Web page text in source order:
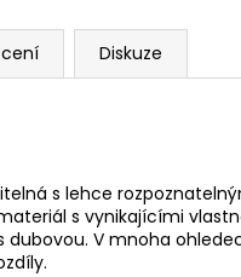
Diskuze
s lehce
s vynikajícími
V mnoha